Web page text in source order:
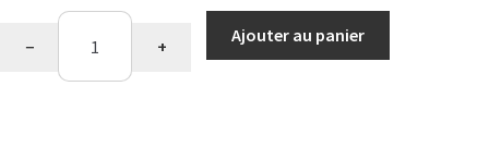
quantité
Sommeil
− +
Ajouter au panier